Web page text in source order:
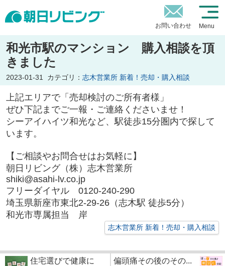
お問い合わせ Menu
和光市駅のマンション 購入相談を頂
きました
2023-01-31 カテゴリ： 志木営業所 新着！売却・購入相談
上記エリアで「売却検討のご所有者様」
ぜひ下記までご一報・ご連絡くださいませ！
シーアイハイツ和光など、駅徒歩15分圏内で探して
います。
【ご相談やお問合せはお気軽に】
朝日リビング（株）志木営業所
shiki@asahi-lv.co.jp
フリーダイヤル 0120-240-290
埼玉県新座市東北2-29-26（志木駅 徒歩5分）
和光市専属担当 岸
志木営業所 新着！売却・購入相談
住宅選びで健康に
偏頭痛その後のその...